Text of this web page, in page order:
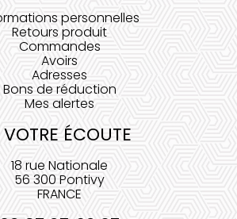
personnelles
Retours produit
Commandes
Avoirs
Adresses
Bons de réduction
Mes alertes
ÉCOUTE
18 rue Nationale
56 300 Pontivy
FRANCE